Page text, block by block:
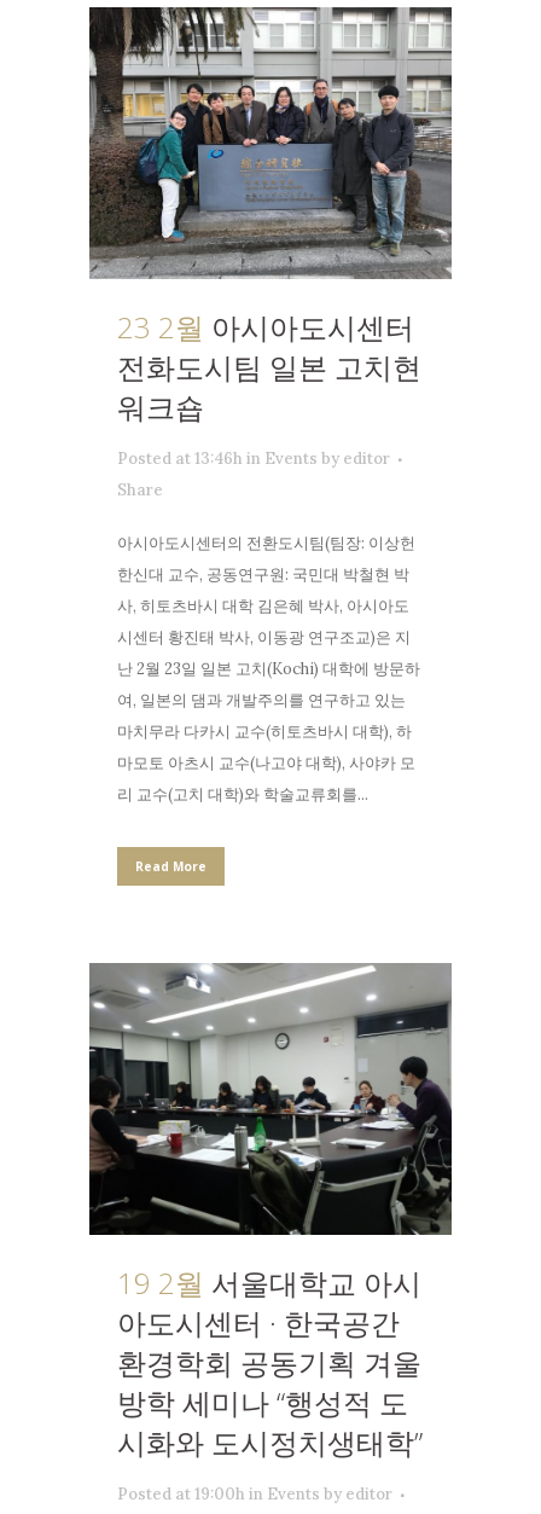
23 2월 아시아도시센터
전화도시팀 일본 고치현
워크숍
Posted at 13:46h in Events by editor
Share
아시아도시센터의 전환도시팀(팀장: 이상헌
한신대 교수, 공동연구원: 국민대 박철현 박
사, 히토츠바시 대학 김은혜 박사, 아시아도
시센터 황진태 박사, 이동광 연구조교)은 지
난 2월 23일 일본 고치(Kochi) 대학에 방문하
여, 일본의 댐과 개발주의를 연구하고 있는
마치무라 다카시 교수(히토츠바시 대학), 하
마모토 아츠시 교수(나고야 대학), 사야카 모
리 교수(고치 대학)와 학술교류회를...
Read More
19 2월 서울대학교 아시
아도시센터 · 한국공간
환경학회 공동기획 겨울
방학 세미나 “행성적 도
시화와 도시정치생태학”
Posted at 19:00h in Events by editor